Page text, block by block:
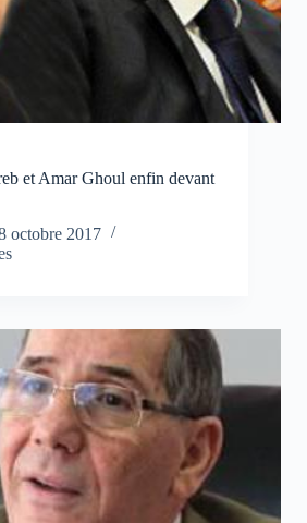
et Amar Ghoul enfin devant
octobre 2017